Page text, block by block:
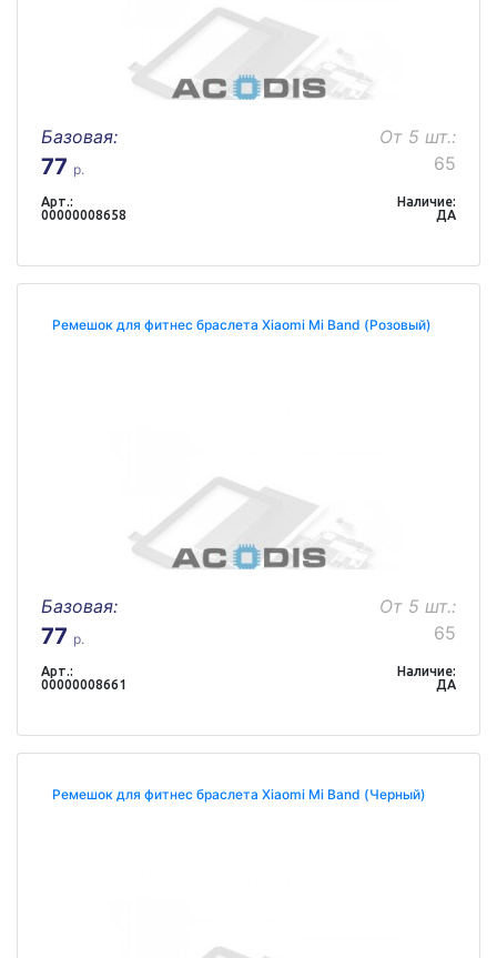
Базовая:
77 р.
От 5 шт.:
65
Арт.:
00000008658
Наличие:
ДА
Ремешок для фитнес браслета Xiaomi Mi Band (Розовый)
Базовая:
77 р.
От 5 шт.:
65
Арт.:
00000008661
Наличие:
ДА
Ремешок для фитнес браслета Xiaomi Mi Band (Черный)